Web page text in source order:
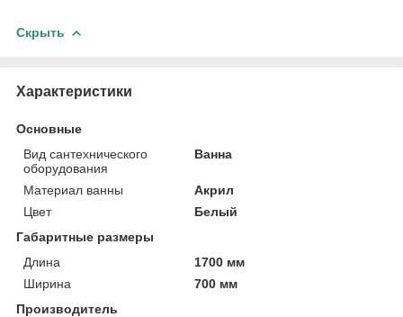
Скрыть
Характеристики
Основные
Вид сантехнического
оборудования
Ванна
Материал ванны
Акрил
Цвет
Белый
Габаритные размеры
Длина
1700 мм
Ширина
700 мм
Производитель